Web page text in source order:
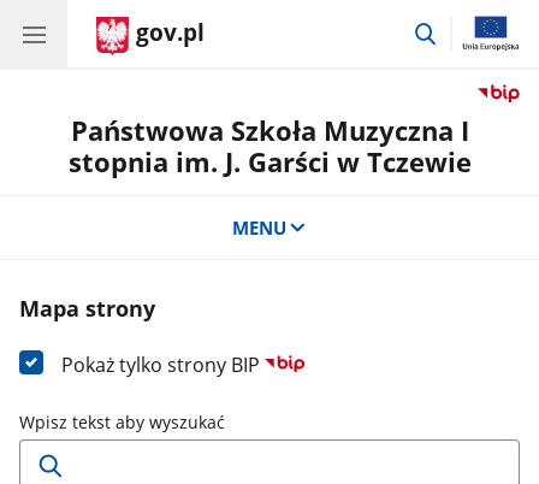
gov.pl
przejdź
Państwowa Szkoła Muzyczna I
stopnia im. J. Garści w Tczewie
MENU
Mapa strony
Pokaż tylko strony BIP
Wpisz tekst aby wyszukać